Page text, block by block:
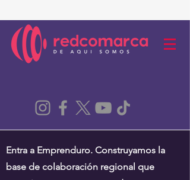
Entra a Emprenduro. Construyamos la
base de colaboración regional que